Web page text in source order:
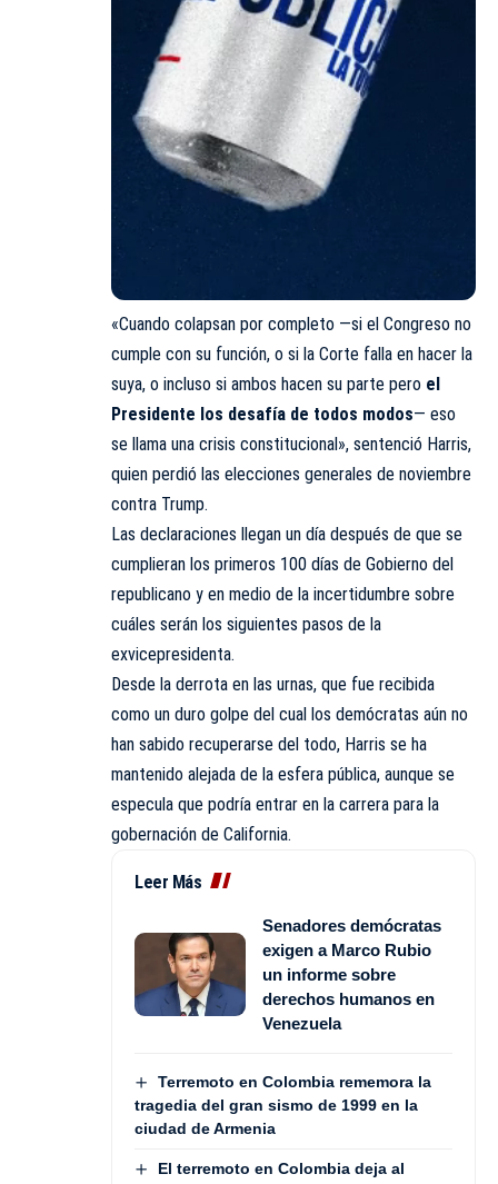
«Cuando colapsan por completo —si el Congreso no
cumple con su función, o si la Corte falla en hacer la
suya, o incluso si ambos hacen su parte pero el
Presidente los desafía de todos modos— eso
se llama una crisis constitucional», sentenció Harris,
quien perdió las elecciones generales de noviembre
contra Trump.
Las declaraciones llegan un día después de que se
cumplieran los primeros 100 días de Gobierno del
republicano y en medio de la incertidumbre sobre
cuáles serán los siguientes pasos de la
exvicepresidenta.
Desde la derrota en las urnas, que fue recibida
como un duro golpe del cual los demócratas aún no
han sabido recuperarse del todo, Harris se ha
mantenido alejada de la esfera pública, aunque se
especula que podría entrar en la carrera para la
gobernación de California.
Leer Más
Senadores demócratas
exigen a Marco Rubio
un informe sobre
derechos humanos en
Venezuela
Terremoto en Colombia rememora la
tragedia del gran sismo de 1999 en la
ciudad de Armenia
El terremoto en Colombia deja al